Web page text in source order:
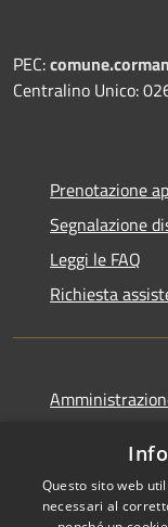
PEC:
Centralino Unico:
Prenotazione
Segnalazione
Leggi le FAQ
Richiesta
Dichiarazione
Questo sito web
necessari al